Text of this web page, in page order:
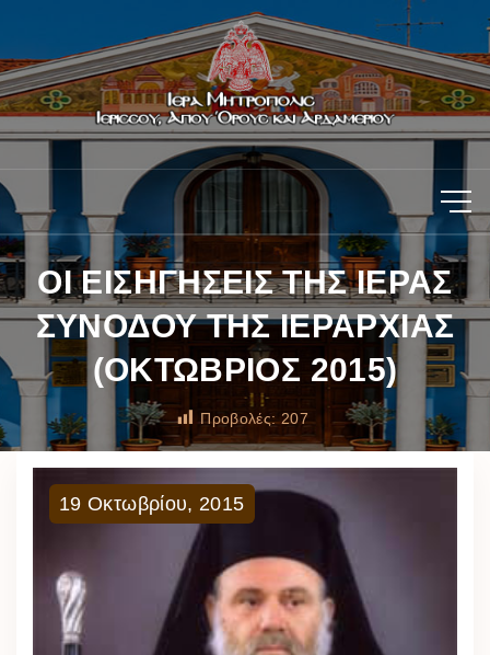
ΟΙ ΕΙΣΗΓΗΣΕΙΣ ΤΗΣ ΙΕΡΑΣ
ΣΥΝΟΔΟΥ ΤΗΣ ΙΕΡΑΡΧΙΑΣ
(ΟΚΤΩΒΡΙΟΣ 2015)
Προβολές: 207
19 Οκτωβρίου, 2015